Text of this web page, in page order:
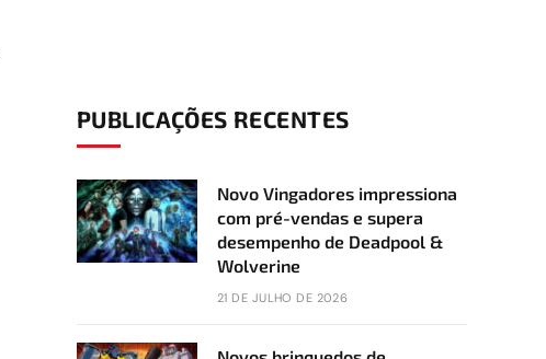
PUBLICAÇÕES RECENTES
Novo Vingadores impressiona
com pré-vendas e supera
desempenho de Deadpool &
Wolverine
21 DE JULHO DE 2026